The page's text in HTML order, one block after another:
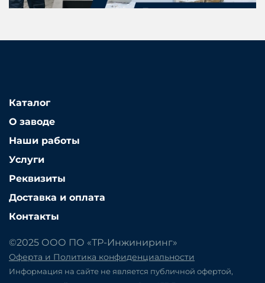
Каталог
О заводе
Наши работы
Услуги
Реквизиты
Доставка и оплата
Контакты
©2025 ООО ПО «ТР-Инжиниринг»
Оферта и Политика конфиденциальности
Информация на сайте не является публичной офертой,